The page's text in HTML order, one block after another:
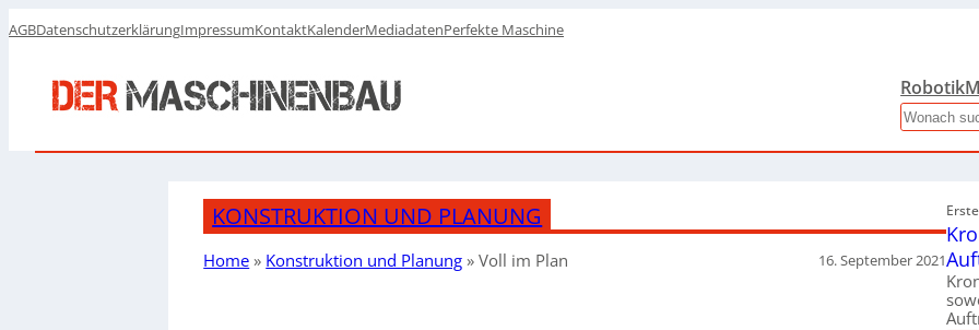
AGBDatenschutzerklärungImpressumKontaktKalenderMediadatenPerfekte Maschine
Robotik
Search
KONSTRUKTION UND PLANUNG
Home » Konstruktion und Planung »Voll im Plan 16. September 2021